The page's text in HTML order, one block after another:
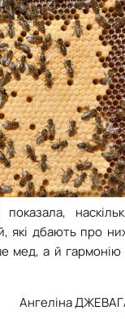
які дбають про
мед, а й гармонію
Ангеліна